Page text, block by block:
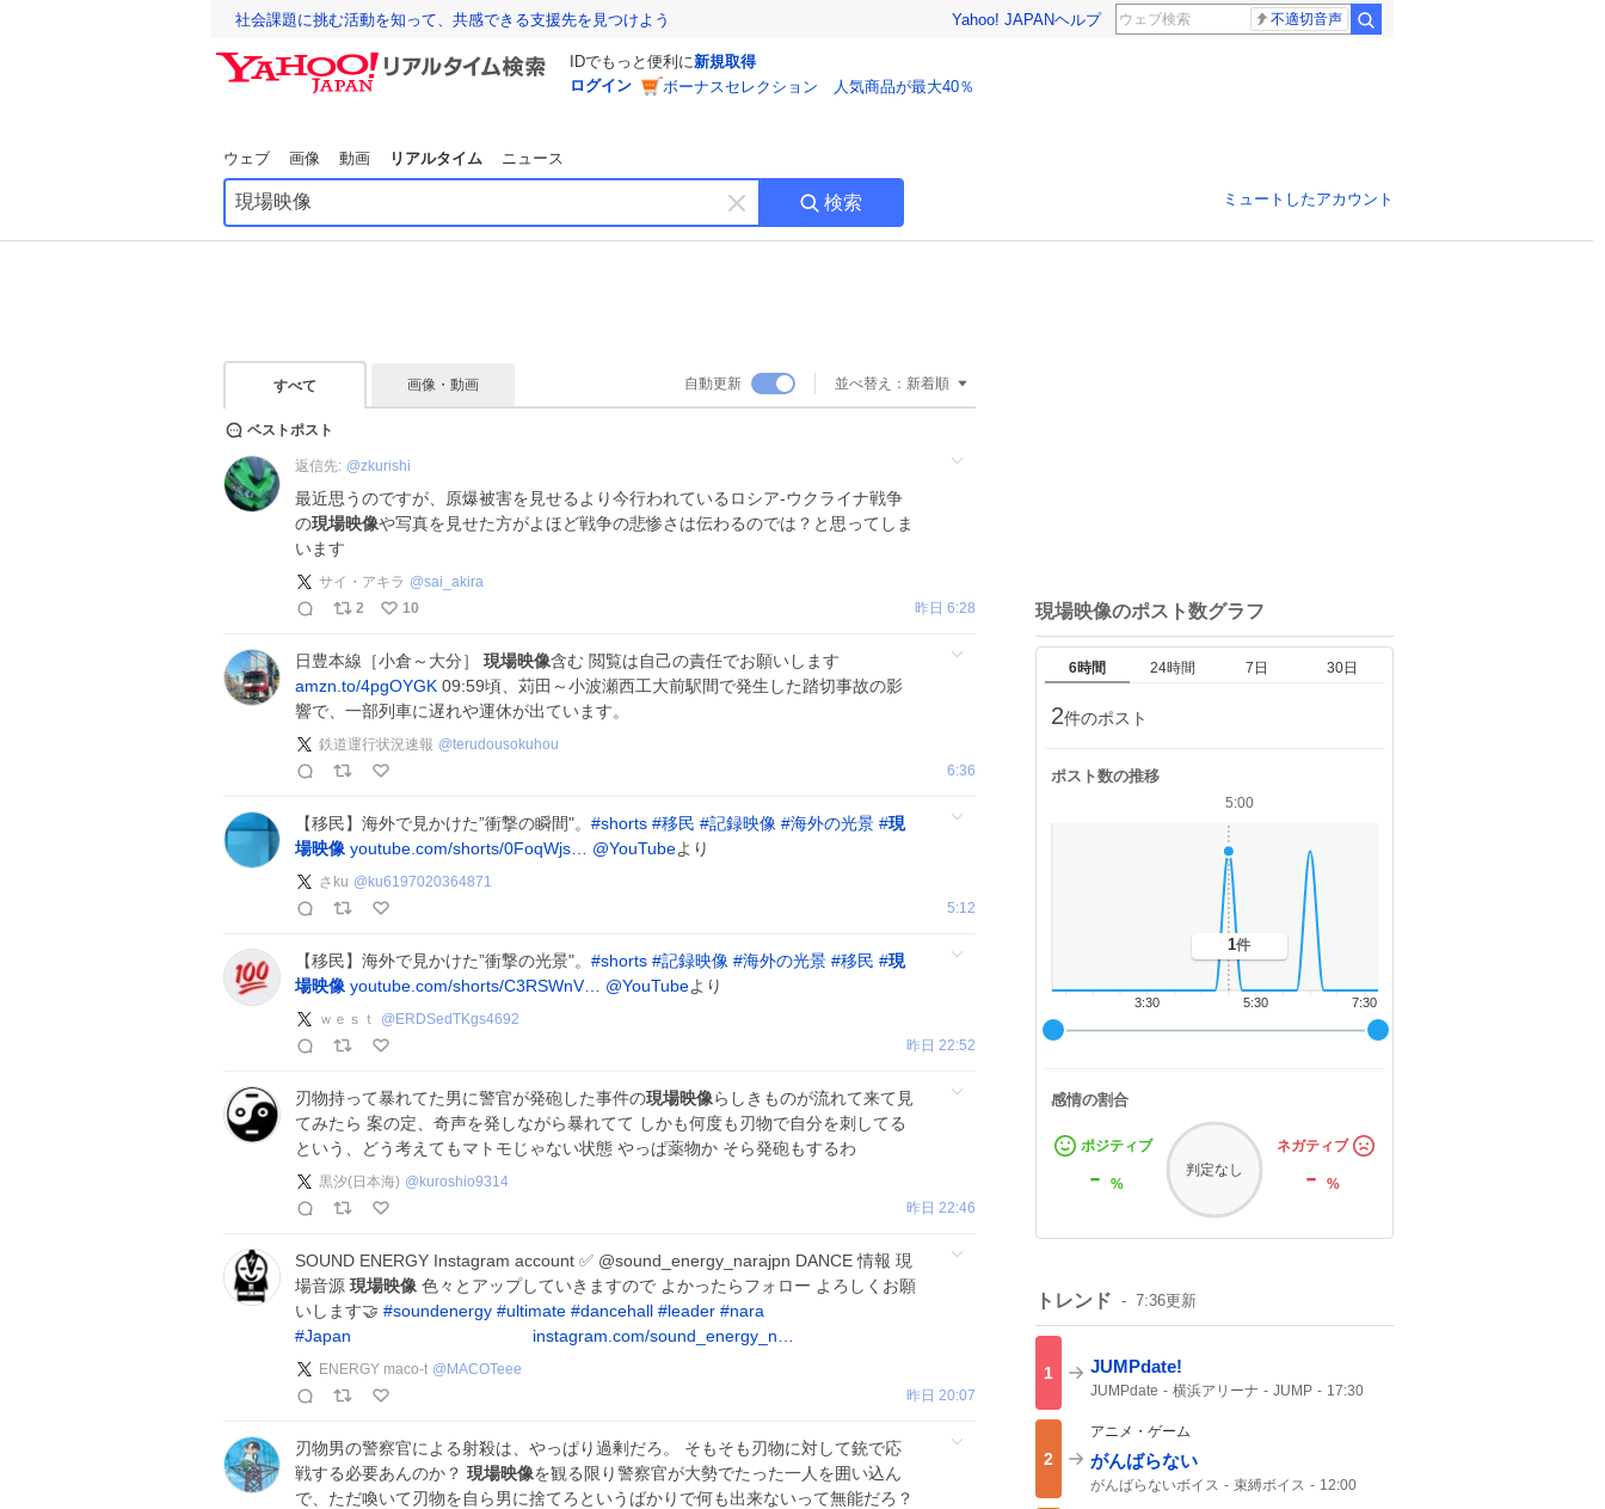
社会課題に挑む活動を知って、共感できる支援先を見つけよう Yahoo! JAPANヘルプ 不適切音声
IDでもっと便利に新規取得
ログイン
ボーナスセレクション 人気商品が最大40％
ウェブ 画像 動画 リアルタイム ニュース
キ
ー
す
検索 ミュートしたアカウント
すべて 画像・動画 自動更新 並べ替え： 新着順
ベストポスト
返信先: @zkurishi
最近思うのですが、原爆被害を見せるより今行われているロシア-ウクライナ戦争
の現場映像や写真を見せた方がよほど戦争の悲惨さは伝わるのでは？と思ってしま
います
サイ・アキラ @sai_akira
2
10 昨日 6:28
日豊本線［小倉～大分］ 現場映像含む 閲覧は自己の責任でお願いします
amzn.to/4pgOYGK 09:59頃、苅田～小波瀬西工大前駅間で発生した踏切事故の影
響で、一部列車に遅れや運休が出ています。
鉄道運行状況速報 @terudousokuhou
6:36
【移民】海外で見かけた”衝撃の瞬間"。 #shorts #移民 #記録映像 #海外の光景 #現
場映像 youtube.com/shorts/0FoqWjs… @YouTubeより
さku @ ku6197020364871
5:12
【移民】海外で見かけた”衝撃の光景"。 #shorts #記録映像 #海外の光景 #移民 #現
場映像 youtube.com/shorts/C3RSWnV… @YouTubeより
ｗｅｓｔ @ ERDSedTKgs4692
昨日 22:52
刃物持って暴れてた男に警官が発砲した事件の現場映像らしきものが流れて来て見
てみたら 案の定、奇声を発しながら暴れてて しかも何度も刃物で自分を刺してる
という、どう考えてもマトモじゃない状態 やっぱ薬物か そら発砲もするわ
黒汐(日本海) @ kuroshio9314
昨日 22:46
SOUND ENERGY Instagram account ✅ @sound_energy_narajpn DANCE 情報 現
場音源 現場映像 色々とアップしていきますので よかったらフォロー よろしくお願
いします🤝 #soundenergy #ultimate #dancehall #leader #nara
#Japan instagram.com/sound_energy_n…
ENERGY maco-t @ MACOTeee
昨日 20:07
刃物男の警察官による射殺は、やっぱり過剰だろ。 そもそも刃物に対して銃で応
戦する必要あんのか？ 現場映像を観る限り警察官が大勢でたった一人を囲い込ん
で、ただ喚いて刃物を自ら男に捨てろというばかりで何も出来ないって無能だろ？
現場映像のポスト数グラフ
6時間 24時間 7日 30日
2件のポスト
ポスト数の推移
7:30
5:30
3:30
5:00
1件
感情の割合
ポジティブ
- %
判定なし
ネガティブ
-%
トレンド 7:36更新
1 JUMPdate!
JUMPdate 横浜アリーナ JUMP
17:30
2
アニメ・ゲーム
がんばらない
がんばらないボイス 束縛ボイス
12:00